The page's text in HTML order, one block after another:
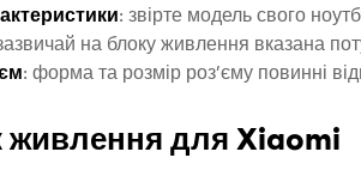
: звірте модель свого
на блоку живлення вказана
: форма та розмір роз’єму повинні
живлення для Xiaomi